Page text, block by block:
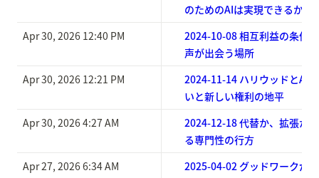
のためのAIは実現できるか
Apr 30, 2026 12:40 PM
2024-10-08 相互利益の条件
声が出会う場所
Apr 30, 2026 12:21 PM
2024-11-14 ハリウッドと
いと新しい権利の地平
Apr 30, 2026 4:27 AM
2024-12-18 代替か、拡張か
る専門性の行方
Apr 27, 2026 6:34 AM
2025-04-02 グッドワークが